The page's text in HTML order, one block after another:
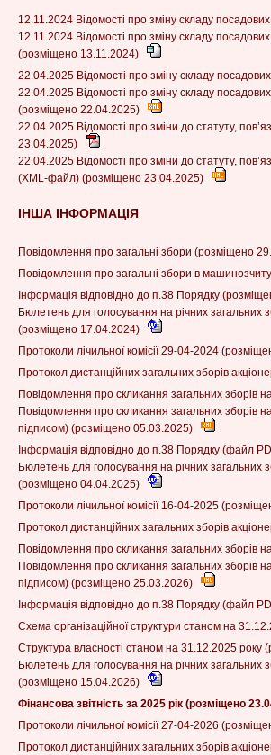
12.11.2024 Відомості про зміну складу
12.11.2024 Відомості про зміну складу
(розміщено 13.11.2024)
22.04.2025 Відомості про зміну складу
22.04.2025 Відомості про зміну складу
(розміщено 22.04.2025)
22.04.2025 Відомості про зміни до статуту,
23.04.2025)
22.04.2025 Відомості про зміни до статуту,
(XML-файл) (розміщено 23.04.2025)
ІНША ІНФОРМАЦІЯ
Повідомлення про загальні збори (розміщено
Повідомлення про загальні збори в
Інформація відповідно до п.38 Порядку
Бюлетень для голосування на річних загальних
(розміщено 17.04.2024)
Протоколи лічильної комісії 29-04-2024
Протокол дистанційних загальних зборів
Повідомлення про скликання загальних
Повідомлення про скликання загальних
підписом) (розміщено 05.03.2025)
Інформація відповідно до п.38 Порядку (файл
Бюлетень для голосування на річних загальних
(розміщено 04.04.2025)
Протоколи лічильної комісії 16-04-2025
Протокол дистанційних загальних зборів
Повідомлення про скликання загальних
Повідомлення про скликання загальних
підписом) (розміщено 25.03.2026)
Інформація відповідно до п.38 Порядку (файл
Схема організаційної структури станом на
Структура власності станом на 31.12.2025 року
Бюлетень для голосування на річних загальних
(розміщено 15.04.2026)
Фінансова звітність за 2025 рік (розміщено
Протоколи лічильної комісії 27-04-2026
Протокол дистанційних загальних зборів